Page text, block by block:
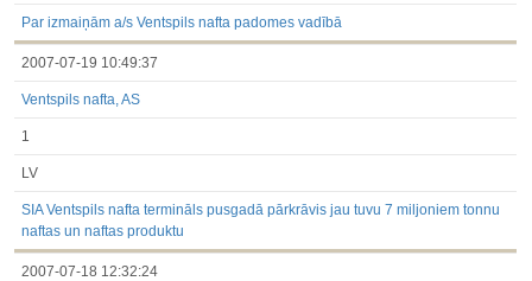
Par izmaiņām a/s Ventspils nafta padomes vadībā
2007-07-19 10:49:37
Ventspils nafta, AS
1
LV
SIA Ventspils nafta termināls pusgadā pārkrāvis jau tuvu 7 miljoniem tonnu
naftas un naftas produktu
2007-07-18 12:32:24